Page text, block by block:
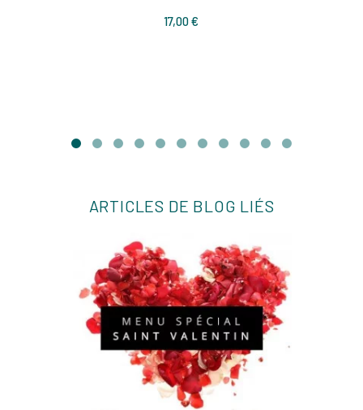
17,00 €
ARTICLES DE BLOG LIÉS